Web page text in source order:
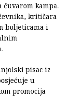
kampa.
kritičara
boljeticama i
pisac iz
u
promocija